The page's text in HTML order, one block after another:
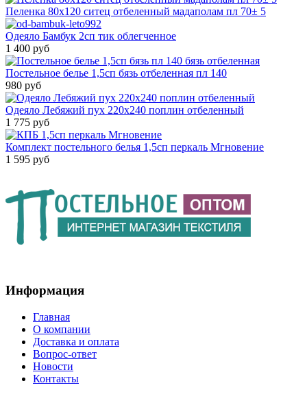
Пеленка 80х120 ситец отбеленный мадаполам пл 70± 5
Одеяло Бамбук 2сп тик облегченное
1 400 руб
Постельное белье 1,5сп бязь отбеленная пл 140
980 руб
Одеяло Лебяжий пух 220х240 поплин отбеленный
1 775 руб
Комплект постельного белья 1,5сп перкаль Мгновение
1 595 руб
Информация
Главная
О компании
Доставка и оплата
Вопрос-ответ
Новости
Контакты